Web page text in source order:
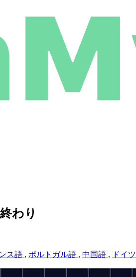
わり
ス語 , ポルトガル語 , 中国語 , ドイ